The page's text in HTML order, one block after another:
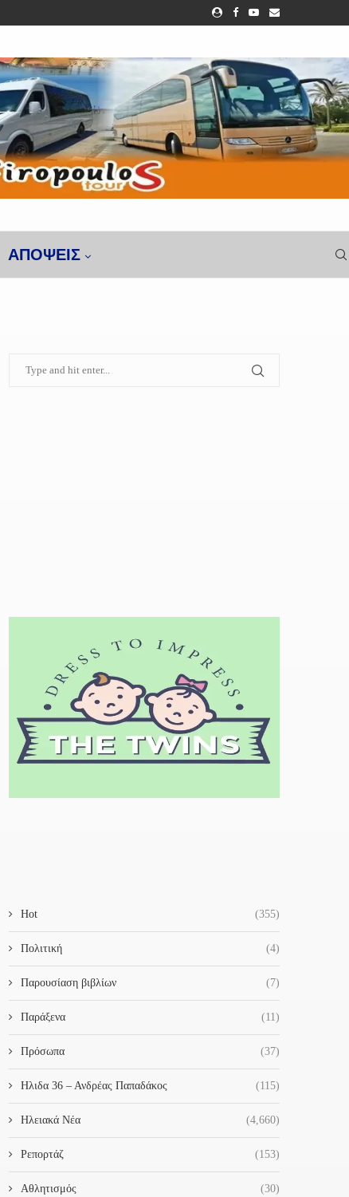
ΑΠΌΨΕΙΣ
Hot (355)
Πολιτική (4)
Παρουσίαση βιβλίων (7)
Παράξενα (11)
Πρόσωπα (37)
Ηλιδα 36 – Ανδρέας Παπαδάκος (115)
Ηλειακά Νέα (4,660)
Ρεπορτάζ (153)
Αθλητισμός (30)